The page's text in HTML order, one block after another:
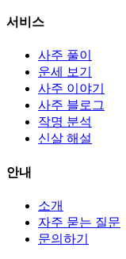
서비스
사주 풀이
운세 보기
사주 이야기
사주 블로그
작명 분석
신살 해설
안내
소개
자주 묻는 질문
문의하기